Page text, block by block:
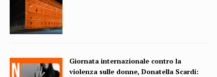
Giornata internazionale contro la
violenza sulle donne, Donatella Scardi: